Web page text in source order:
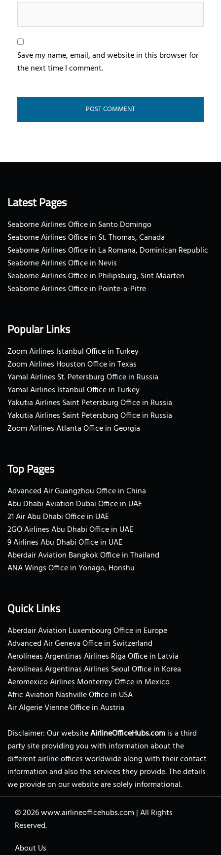
Save my name, email, and website in this browser for
the next time I comment.
Latest Pages
Seaborne Airlines Office in Santo Domingo
Seaborne Airlines Office in St. Thomas, Canada
Seaborne Airlines Office in La Romana, Dominican Republic
Seaborne Airlines Office in Nevis
Seaborne Airlines Office in Philipsburg, Sint Maarten
Seaborne Airlines Office in Pointe-a-Pitre
Popular Links
Zoom Airlines Istanbul Office in Turkey
Zoom Airlines Houston Office in Texas
Yamal Airlines St. Petersburg Office in Russia
Yamal Airlines Istanbul Office in Turkey
Yakutia Airlines Saint Petersburg Office in Russia
Yakutia Airlines Saint Petersburg Office in Russia
Zoom Airlines Atlanta Office in Georgia
Top Pages
Advanced Air Guangzhou Office in China
Abu Dhabi Aviation Dubai Office in UAE
21 Air Abu Dhabi Office in UAE
2GO Airlines Abu Dhabi Office in UAE
9 Airlines Abu Dhabi Office in UAE
Aberdair Aviation Bangkok Office in Thailand
ANA Wings Office in Yonago, Honshu
Quick Links
Aberdair Aviation Luxembourg Office in Europe
Advanced Air Geneva Office in Switzerland
Aerolíneas Argentinas Airlines Riga Office in Latvia
Aerolíneas Argentinas Airlines Seoul Office in Korea
Aeromexico Airlines Monterrey Office in Mexico
Afric Aviation Nashville Office in USA
Air Algerie Vienne Office in Austria
Disclaimer: Our websiteAirlineOfficeHubs.comis a third
party site providing you with information about the
different airline offices worldwide along with their contact
information and also the services they provide. The details
we provide on our website are solely informational.
© 2026www.airlineofficehubs.com |All Rights
Reserved.
About Us